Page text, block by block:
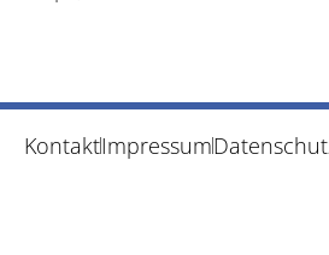
KontaktImpressum